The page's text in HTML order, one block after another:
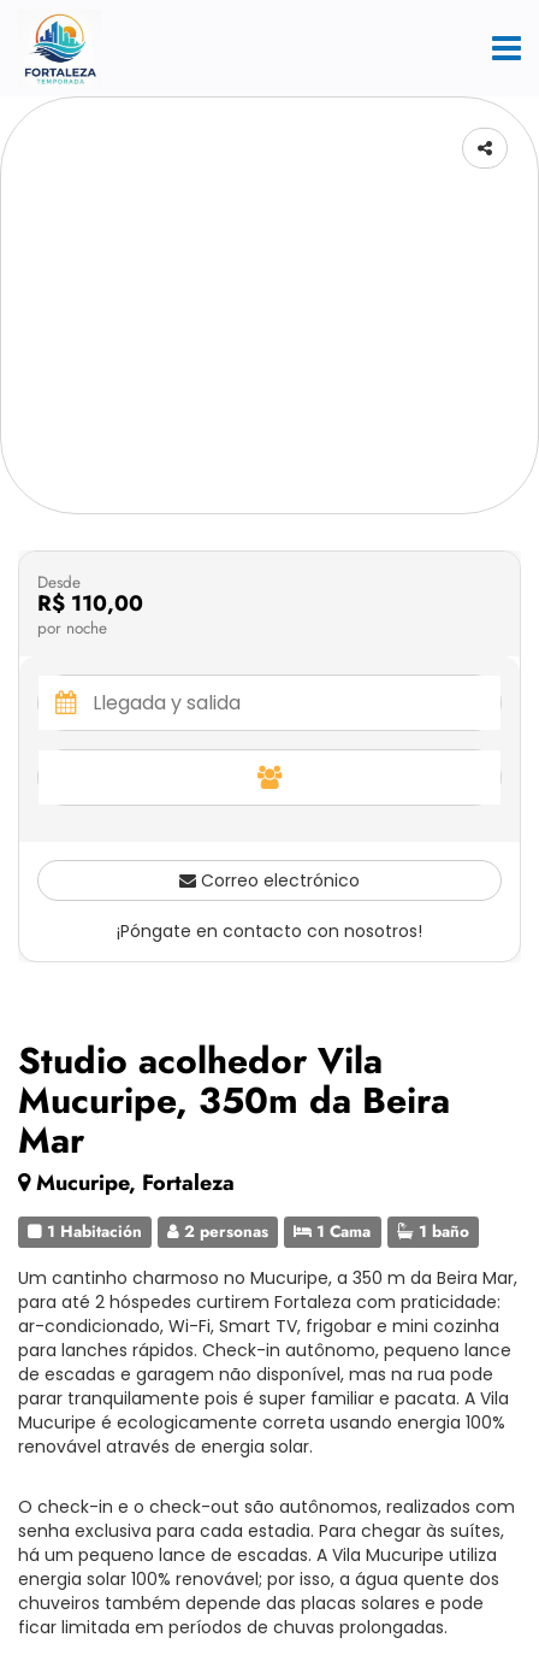
Studio acolhedor Vila
Mucuripe, 350m da Beira
Mar
Mucuripe, Fortaleza
1 Habitación 2 personas 1 Cama 1 baño
Um cantinho charmoso no Mucuripe, a 350 m da Beira Mar,
para até 2 hóspedes curtirem Fortaleza com praticidade:
ar-condicionado, Wi-Fi, Smart TV, frigobar e mini cozinha
para lanches rápidos. Check-in autônomo, pequeno lance
de escadas e garagem não disponível, mas na rua pode
parar tranquilamente pois é super familiar e pacata. A Vila
Mucuripe é ecologicamente correta usando energia 100%
renovável através de energia solar.
O check-in e o check-out são autônomos, realizados com
senha exclusiva para cada estadia. Para chegar às suítes,
há um pequeno lance de escadas. A Vila Mucuripe utiliza
energia solar 100% renovável; por isso, a água quente dos
chuveiros também depende das placas solares e pode
ficar limitada em períodos de chuvas prolongadas.
Desde
R$ 110,00
por noche
Correo electrónico
¡Póngate en contacto con nosotros!